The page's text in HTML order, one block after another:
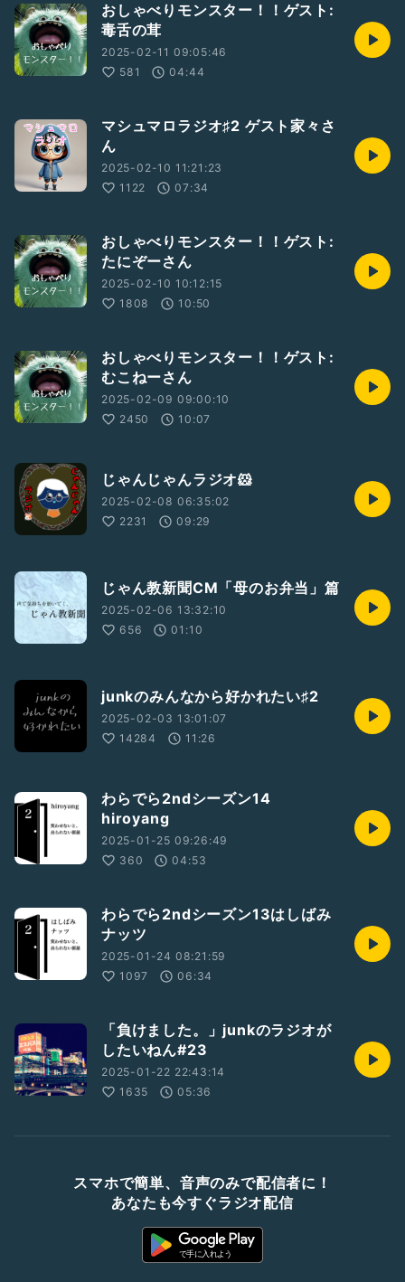
おしゃべりモンスター！！ゲスト:
毒舌の茸
2025-02-11 09:05:46
581
04:44
マシュマロラジオ♯2 ゲスト家々さ
ん
2025-02-10 11:21:23
1122
07:34
おしゃべりモンスター！！ゲスト:
たにぞーさん
2025-02-10 10:12:15
1808
10:50
おしゃべりモンスター！！ゲスト:
むこねーさん
2025-02-09 09:00:10
2450
10:07
じゃんじゃんラジオ🐹
2025-02-08 06:35:02
2231
09:29
じゃん教新聞CM「母のお弁当」篇
2025-02-06 13:32:10
656
01:10
junkのみんなから好かれたい♯2
2025-02-03 13:01:07
14284
11:26
わらでら2ndシーズン14
hiroyang
2025-01-25 09:26:49
360
04:53
わらでら2ndシーズン13はしばみ
ナッツ
2025-01-24 08:21:59
1097
06:34
「負けました。」junkのラジオが
したいねん#23
2025-01-22 22:43:14
1635
05:36
スマホで簡単、音声のみで配信者に！
あなたも今すぐラジオ配信